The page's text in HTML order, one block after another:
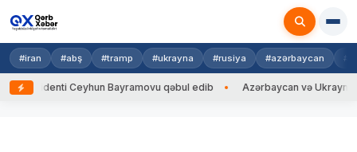
#iran #abş #tramp #ukrayna #rusiya #azərbaycan
Ceyhun Bayramovu qəbul edib Azərbaycan və Ukrayna XİN